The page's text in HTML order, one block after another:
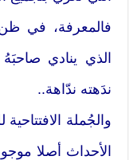
فالمعرفة، في
الذي ينادي
ندَهته ندّاهة..
والجُملة
الأحداث أصلا